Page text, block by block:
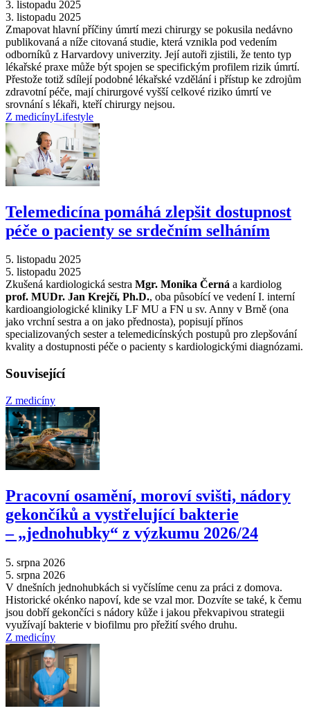
3. listopadu 2025
3. listopadu 2025
Zmapovat hlavní příčiny úmrtí mezi chirurgy se pokusila nedávno
publikovaná a níže citovaná studie, která vznikla pod vedením
odborníků z Harvardovy univerzity. Její autoři zjistili, že tento typ
lékařské praxe může být spojen se specifickým profilem rizik úmrtí.
Přestože totiž sdílejí podobné lékařské vzdělání i přístup ke zdrojům
zdravotní péče, mají chirurgové vyšší celkové riziko úmrtí ve
srovnání s lékaři, kteří chirurgy nejsou.
Z medicínyLifestyle
Telemedicína pomáhá zlepšit dostupnost
péče o pacienty se srdečním selháním
5. listopadu 2025
5. listopadu 2025
Zkušená kardiologická sestra Mgr. Monika Černá a kardiolog
prof. MUDr. Jan Krejčí, Ph.D., oba působící ve vedení I. interní
kardioangiologické kliniky LF MU a FN u sv. Anny v Brně (ona
jako vrchní sestra a on jako přednosta), popisují přínos
specializovaných sester a telemedicínských postupů pro zlepšování
kvality a dostupnosti péče o pacienty s kardiologickými diagnózami.
Související
Z medicíny
Pracovní osamění, moroví svišti, nádory
gekončíků a vystřelující bakterie
–⁠ „jednohubky“ z výzkumu 2026/24
5. srpna 2026
5. srpna 2026
V dnešních jednohubkách si vyčíslíme cenu za práci z domova.
Historické okénko napoví, kde se vzal mor. Dozvíte se také, k čemu
jsou dobří gekončíci s nádory kůže i jakou překvapivou strategii
využívají bakterie v biofilmu pro přežití svého druhu.
Z medicíny